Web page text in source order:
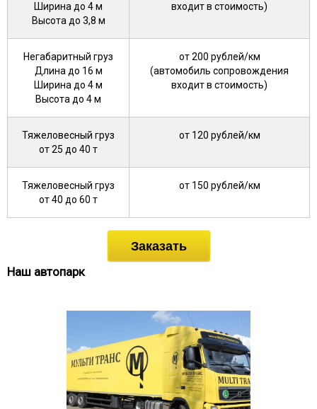
Ширина до 4 м
Высота до 3,8 м
входит в стоимость)
Негабаритный груз
Длина до 16 м
Ширина до 4 м
Высота до 4 м
от 200 рублей/км
(автомобиль сопровождения
входит в стоимость)
Тяжеловесный груз
от 25 до 40 т
от 120 рублей/км
Тяжеловесный груз
от 40 до 60 т
от 150 рублей/км
Заказать
Наш автопарк